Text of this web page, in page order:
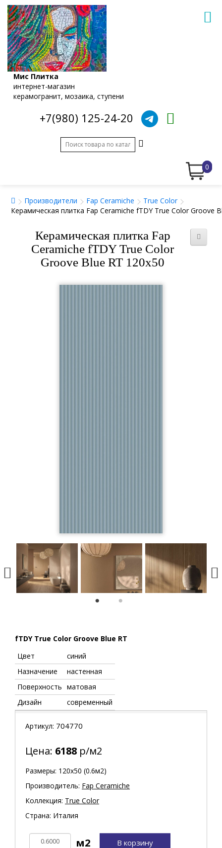
Мис Плитка
интернет-магазин
керамогранит, мозаика, ступени
+7(980) 125-24-20
0
Производители Fap Ceramiche
True Color
Керамическая плитка Fap Ceramiche fTDY True Color Groove
Керамическая плитка Fap
Ceramiche fTDY True Color
Groove Blue RT 120x50
fTDY True Color Groove Blue RT
Цвет
синий
Назначение
настенная
Поверхность матовая
Дизайн
современный
Артикул: 704770
Цена: 6188 р/м2
Размеры: 120х50 (0.6м2)
Производитель: Fap Ceramiche
Коллекция: True Color
Страна: Италия
В корзину